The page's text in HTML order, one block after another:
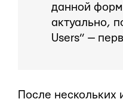
данной
актуально,
Users” —
После нескольких